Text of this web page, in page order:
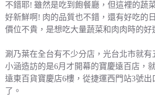
不錯耶! 雖然是吃到飽餐廳，但這裡的蔬
好新鮮啊! 肉的品質也不錯，還有好吃的
價位不貴，是想吃大量蔬菜和肉肉時的好
涮乃葉在全台有不少分店，光台北市就有
小涵造訪的是6月才開幕的寶慶遠百店，
遠東百貨寶慶店6樓，從捷運西門站3號出
了。